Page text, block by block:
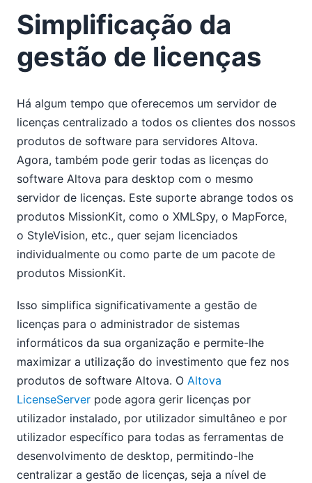
Simplificação da
gestão de licenças
Há algum tempo que oferecemos um servidor de
licenças centralizado a todos os clientes dos nossos
produtos de software para servidores Altova.
Agora, também pode gerir todas as licenças do
software Altova para desktop com o mesmo
servidor de licenças. Este suporte abrange todos os
produtos MissionKit, como o XMLSpy, o MapForce,
o StyleVision, etc., quer sejam licenciados
individualmente ou como parte de um pacote de
produtos MissionKit.
Isso simplifica significativamente a gestão de
licenças para o administrador de sistemas
informáticos da sua organização e permite-lhe
maximizar a utilização do investimento que fez nos
produtos de software Altova. O Altova
LicenseServer pode agora gerir licenças por
utilizador instalado, por utilizador simultâneo e por
utilizador específico para todas as ferramentas de
desenvolvimento de desktop, permitindo-lhe
centralizar a gestão de licenças, seja a nível de